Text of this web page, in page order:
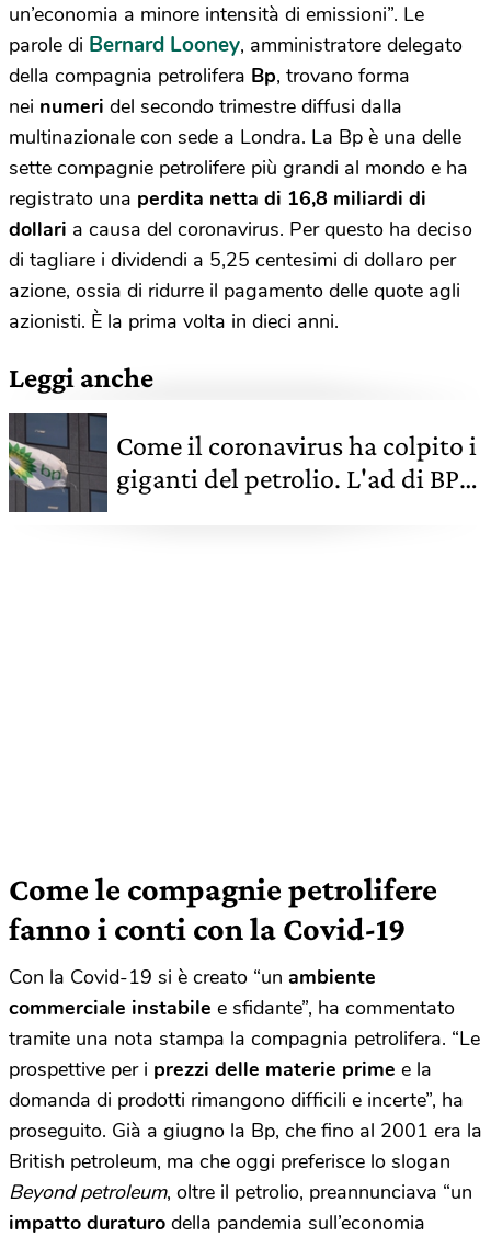
un’economia a minore intensità di emissioni”. Le
parole di Bernard Looney, amministratore delegato
della compagnia petrolifera Bp, trovano forma
nei numeri del secondo trimestre diffusi dalla
multinazionale con sede a Londra. La Bp è una delle
sette compagnie petrolifere più grandi al mondo e ha
registrato una perdita netta di 16,8 miliardi di
dollari a causa del coronavirus. Per questo ha deciso
di tagliare i dividendi a 5,25 centesimi di dollaro per
azione, ossia di ridurre il pagamento delle quote agli
azionisti. È la prima volta in dieci anni.
Leggi anche
Come il coronavirus ha colpito i
giganti del petrolio. L'ad di BP
Come le compagnie petrolifere
fanno i conti con la Covid-19
Con la Covid-19 si è creato “un ambiente
commerciale instabile e sfidante”, ha commentato
tramite una nota stampa la compagnia petrolifera. “Le
prospettive per i prezzi delle materie prime e la
domanda di prodotti rimangono difficili e incerte”, ha
proseguito. Già a giugno la Bp, che fino al 2001 era la
British petroleum, ma che oggi preferisce lo slogan
Beyond petroleum, oltre il petrolio, preannunciava “un
impatto duraturo della pandemia sull’economia